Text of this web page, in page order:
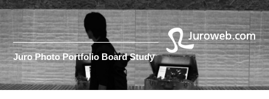
Juro Photo Portfolio Board Study